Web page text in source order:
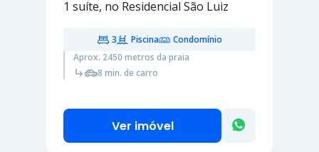
1 suíte, no Residencial São Luiz
3 Piscina
Condomínio
Aprox. 2450 metros da praia
8 min. de carro
Ver imóvel